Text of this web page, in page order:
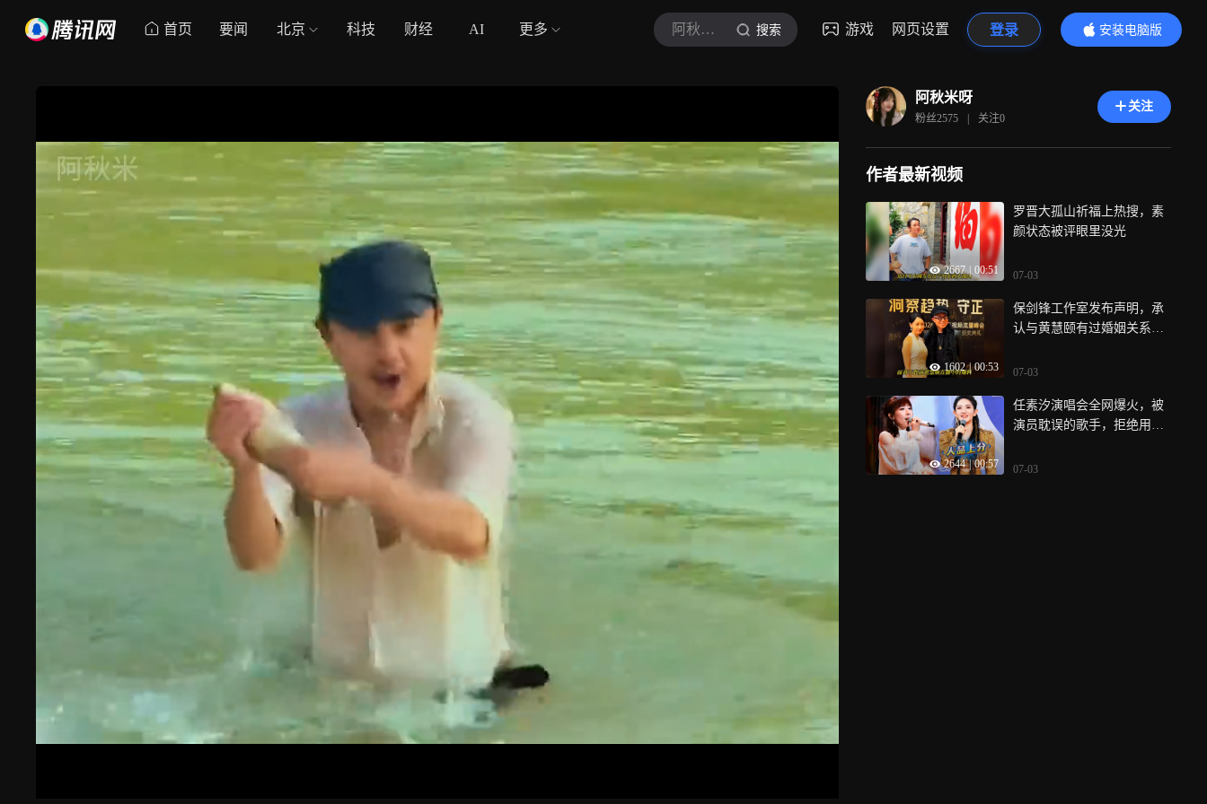
首页 要闻 北京 科技 财经 AI 更多 阿秋米呀 搜索 游戏 网页设置 登录
安装电脑版
内容更精彩
阿秋米呀
粉丝2575 | 关注0
关注
作者最新视频
2667 | 00:51
罗晋大孤山祈福上热搜，素
颜状态被评眼里没光
07-03
1602 | 00:53
保剑锋工作室发布声明，承
认与黄慧颐有过婚姻关系，
07-03
2644 | 00:57
任素汐演唱会全网爆火，被
演员耽误的歌手，拒绝用女
07-03